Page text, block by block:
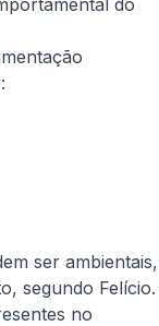
do
ser ambientais,
segundo Felício.
no